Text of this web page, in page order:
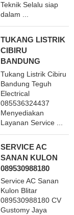
Teknik Selalu siap
dalam ...
TUKANG LISTRIK
CIBIRU
BANDUNG
Tukang Listrik Cibiru
Bandung Teguh
Electrical
085536324437
Menyediakan
Layanan Service ...
SERVICE AC
SANAN KULON
089530988180
Service AC Sanan
Kulon Blitar
089530988180 CV
Gustomy Jaya